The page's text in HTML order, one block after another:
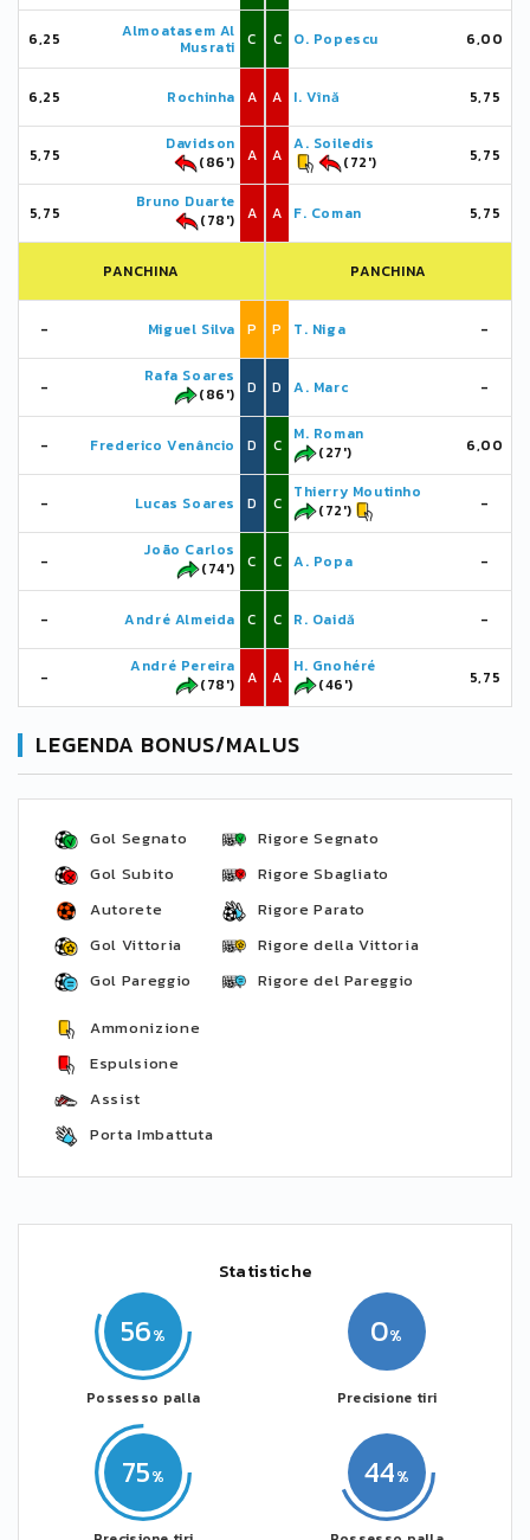
6,25 Almoatasem Al
Musrati C
6,25 Rochinha A
5,75
Davidson
(86')
A
5,75
Bruno Duarte
(78')
A
PANCHINA
- Miguel Silva P
-
Rafa Soares
(86')
D
- Frederico Venâncio D
- Lucas Soares D
-
João Carlos
(74')
C
- André Almeida C
-
André Pereira
(78')
A
C O. Popescu 6,00
A I. Vînă 5,75
A
A. Soiledis
(72')
5,75
A F. Coman 5,75
PANCHINA
P T. Niga -
D A. Marc -
C
M. Roman
(27')
6,00
C
Thierry Moutinho
(72')
-
C A. Popa -
C R. Oaidă -
A
H. Gnohéré
(46')
5,75
LEGENDA BONUS/MALUS
Gol Segnato
Gol Subito
Autorete
Gol Vittoria
Gol Pareggio
Rigore Segnato
Rigore Sbagliato
Rigore Parato
Rigore della Vittoria
Rigore del Pareggio
Ammonizione
Espulsione
Assist
Porta Imbattuta
Statistiche
56
Possesso palla
75 44
0
Precisione tiri